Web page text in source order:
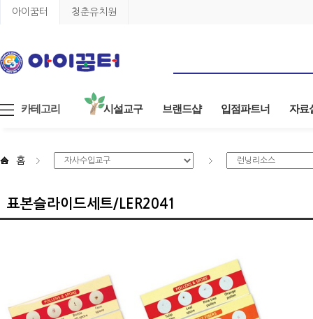
아이꿈터 청춘유치원
카테고리 시설교구 브랜드샵 입점파트너 자료
홈
표본슬라이드세트/LER2041